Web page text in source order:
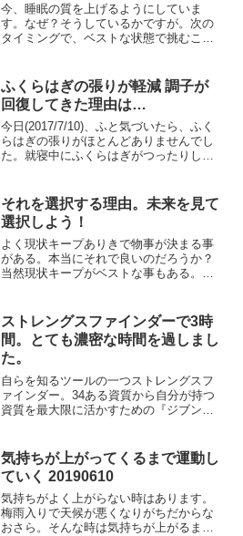
今、睡眠の質を上げるようにしていま
す。なぜ？そうしているかですが。次の
タイミングで、ベストな状態で挑むこと
酔いと同じような感覚です。エンジンの
回りが悪い感じで、集中出来...
ふくらはぎの張りが軽減 調子が
回復してきた理由は…
今日(2017/7/10)、ふと気づいたら、ふく
らはぎの張りがほとんどありませんでし
た。就寝中にふくらはぎがつったりして
就寝中に脚がつることの原因と対策をグ
グったりしな...
それを選択する理由。未来を見て
選択しよう！
よく現状キープありきで物事が決まる事
がある。本当にそれで良いのだろうか？
当然現状キープがベストな事もある。時
実解を選ぼう！そしてチャレンジする機
会を伺おう！The pr...
ストレングスファインダーで3時
間。とても濃密な時間を過しまし
た。
自らを知るツールの一つストレングスフ
ァインダー。34ある資質から自分が持つ
資質を最大限に活かすための『ジブン取
理解し、キーワードを見つける』です。
（このブログ...
気持ちが上がってくるまで運動し
ていく 20190610
気持ちがよく上がらない時はあります。
梅雨入りで天候が悪くなりがちだからな
おさら。そんな時は気持ちが上がるまで